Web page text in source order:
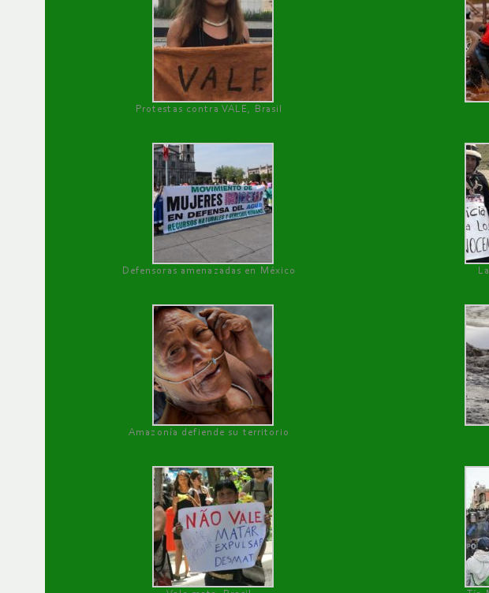
Protestas contra VALE, Brasil
Defensoras amenazadas en México
Amazonía defiende su territorio